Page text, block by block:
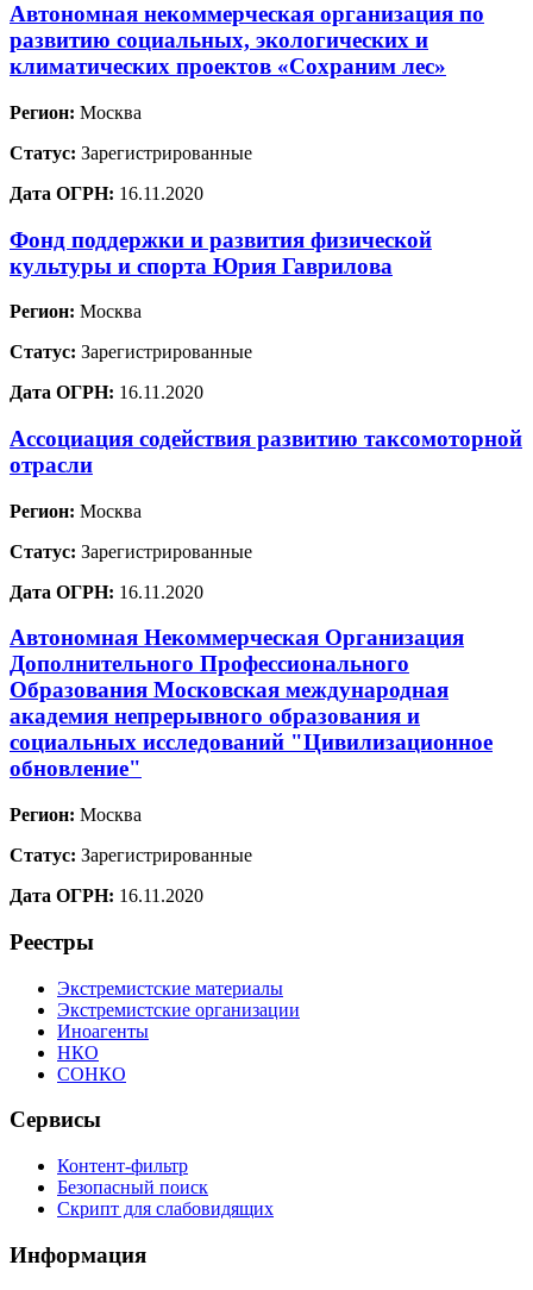
Автономная некоммерческая организация по
развитию социальных, экологических и
климатических проектов «Сохраним лес»
Регион: Москва
Статус: Зарегистрированные
Дата ОГРН: 16.11.2020
Фонд поддержки и развития физической
культуры и спорта Юрия Гаврилова
Регион: Москва
Статус: Зарегистрированные
Дата ОГРН: 16.11.2020
Ассоциация содействия развитию таксомоторной
отрасли
Регион: Москва
Статус: Зарегистрированные
Дата ОГРН: 16.11.2020
Автономная Некоммерческая Организация
Дополнительного Профессионального
Образования Московская международная
академия непрерывного образования и
социальных исследований "Цивилизационное
обновление"
Регион: Москва
Статус: Зарегистрированные
Дата ОГРН: 16.11.2020
Реестры
Экстремистские материалы
Экстремистские организации
Иноагенты
НКО
СОНКО
Сервисы
Контент-фильтр
Безопасный поиск
Скрипт для слабовидящих
Информация